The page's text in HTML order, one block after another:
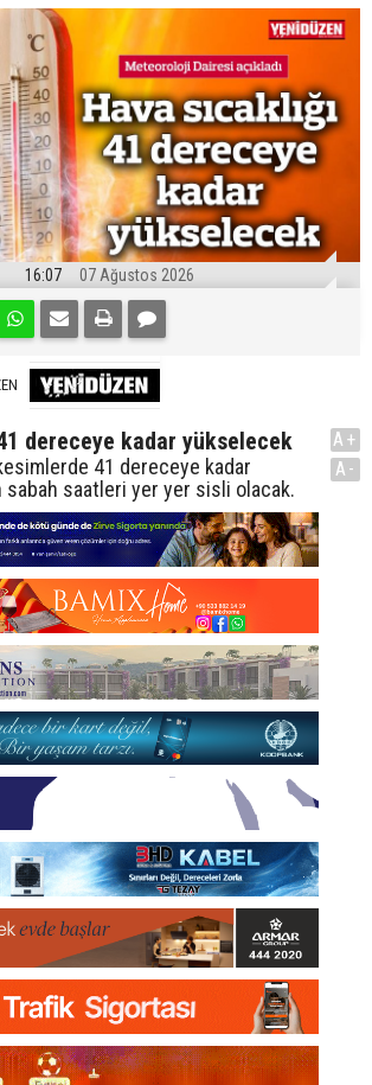
16:07 07 Ağustos 2026
41 dereceye kadar yükselecek
41 dereceye kadar
sabah saatleri yer yer sisli olacak.
A+
A-